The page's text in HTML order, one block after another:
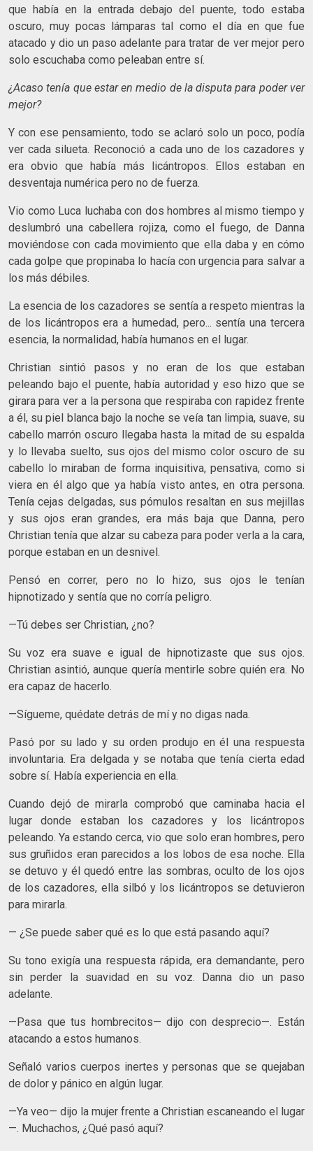
que había en la entrada debajo del puente, todo estaba
oscuro, muy pocas lámparas tal como el día en que fue
atacado y dio un paso adelante para tratar de ver mejor pero
solo escuchaba como peleaban entre sí.
¿Acaso tenía que estar en medio de la disputa para poder ver
mejor?
Y con ese pensamiento, todo se aclaró solo un poco, podía
ver cada silueta. Reconoció a cada uno de los cazadores y
era obvio que había más licántropos. Ellos estaban en
desventaja numérica pero no de fuerza.
Vio como Luca luchaba con dos hombres al mismo tiempo y
deslumbró una cabellera rojiza, como el fuego, de Danna
moviéndose con cada movimiento que ella daba y en cómo
cada golpe que propinaba lo hacía con urgencia para salvar a
los más débiles.
La esencia de los cazadores se sentía a respeto mientras la
de los licántropos era a humedad, pero... sentía una tercera
esencia, la normalidad, había humanos en el lugar.
Christian sintió pasos y no eran de los que estaban
peleando bajo el puente, había autoridad y eso hizo que se
girara para ver a la persona que respiraba con rapidez frente
a él, su piel blanca bajo la noche se veía tan limpia, suave, su
cabello marrón oscuro llegaba hasta la mitad de su espalda
y lo llevaba suelto, sus ojos del mismo color oscuro de su
cabello lo miraban de forma inquisitiva, pensativa, como si
viera en él algo que ya había visto antes, en otra persona.
Tenía cejas delgadas, sus pómulos resaltan en sus mejillas
y sus ojos eran grandes, era más baja que Danna, pero
Christian tenía que alzar su cabeza para poder verla a la cara,
porque estaban en un desnivel.
Pensó en correr, pero no lo hizo, sus ojos le tenían
hipnotizado y sentía que no corría peligro.
—Tú debes ser Christian, ¿no?
Su voz era suave e igual de hipnotizaste que sus ojos.
Christian asintió, aunque quería mentirle sobre quién era. No
era capaz de hacerlo.
—Sígueme, quédate detrás de mí y no digas nada.
Pasó por su lado y su orden produjo en él una respuesta
involuntaria. Era delgada y se notaba que tenía cierta edad
sobre sí. Había experiencia en ella.
Cuando dejó de mirarla comprobó que caminaba hacia el
lugar donde estaban los cazadores y los licántropos
peleando. Ya estando cerca, vio que solo eran hombres, pero
sus gruñidos eran parecidos a los lobos de esa noche. Ella
se detuvo y él quedó entre las sombras, oculto de los ojos
de los cazadores, ella silbó y los licántropos se detuvieron
para mirarla.
— ¿Se puede saber qué es lo que está pasando aquí?
Su tono exigía una respuesta rápida, era demandante, pero
sin perder la suavidad en su voz. Danna dio un paso
adelante.
—Pasa que tus hombrecitos— dijo con desprecio—. Están
atacando a estos humanos.
Señaló varios cuerpos inertes y personas que se quejaban
de dolor y pánico en algún lugar.
—Ya veo— dijo la mujer frente a Christian escaneando el lugar
—. Muchachos, ¿Qué pasó aquí?